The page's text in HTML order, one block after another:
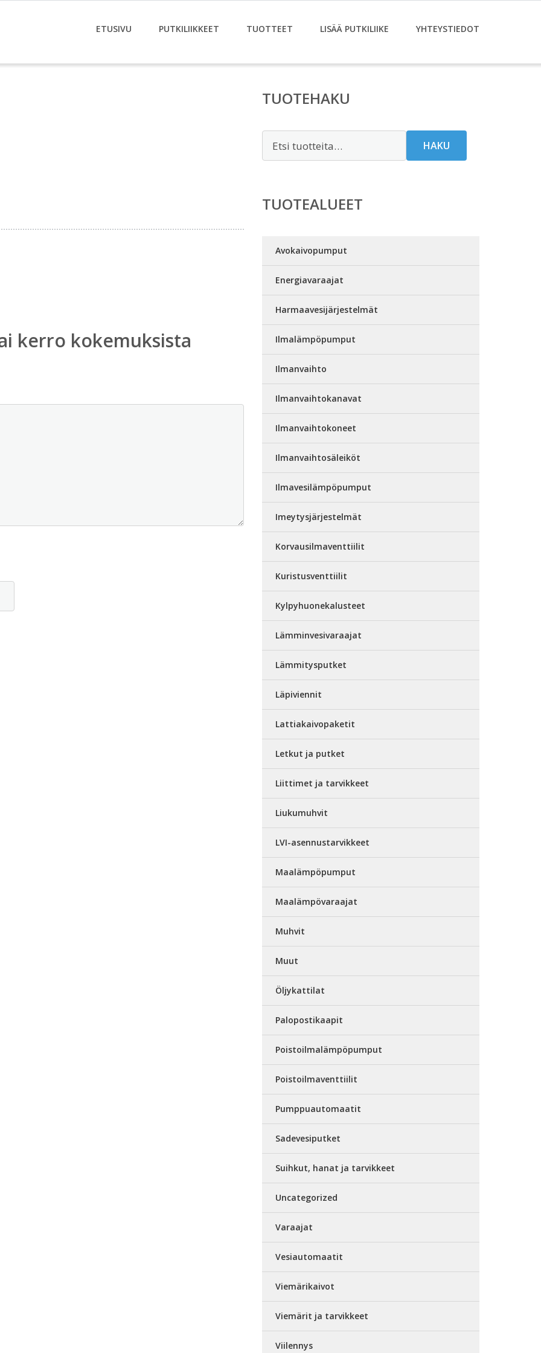
ETUSIVU PUTKILIIKKEET TUOTTEET LISÄÄ PUTKILIIKE YHTEYSTIEDOT
kerro kokemuksista
TUOTEHAKU
HAKU
TUOTEALUEET
Avokaivopumput
Energiavaraajat
Harmaavesijärjestelmät
Ilmalämpöpumput
Ilmanvaihto
Ilmanvaihtokanavat
Ilmanvaihtokoneet
Ilmanvaihtosäleiköt
Ilmavesilämpöpumput
Imeytysjärjestelmät
Korvausilmaventtiilit
Kuristusventtiilit
Kylpyhuonekalusteet
Lämminvesivaraajat
Lämmitysputket
Läpiviennit
Lattiakaivopaketit
Letkut ja putket
Liittimet ja tarvikkeet
Liukumuhvit
LVI-asennustarvikkeet
Maalämpöpumput
Maalämpövaraajat
Muhvit
Muut
Öljykattilat
Palopostikaapit
Poistoilmalämpöpumput
Poistoilmaventtiilit
Pumppuautomaatit
Sadevesiputket
Suihkut, hanat ja tarvikkeet
Uncategorized
Varaajat
Vesiautomaatit
Viemärikaivot
Viemärit ja tarvikkeet
Viilennys